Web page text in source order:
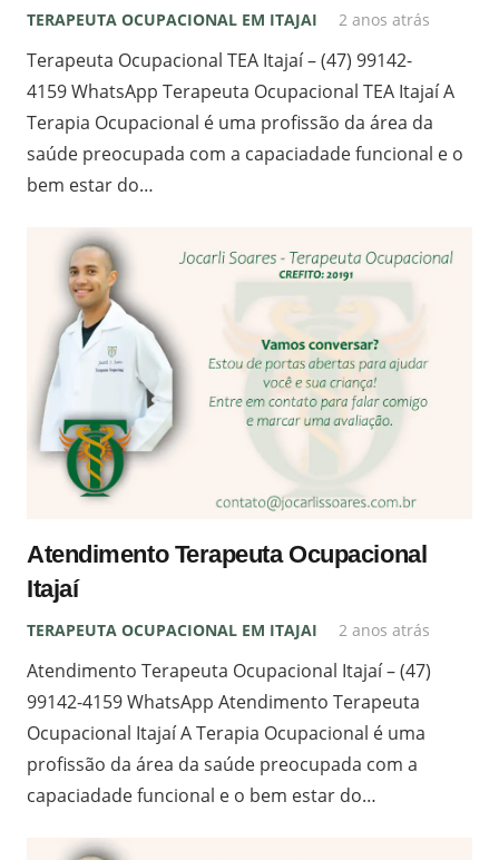
TERAPEUTA OCUPACIONAL EM ITAJAI 2 anos atrás
Terapeuta Ocupacional TEA Itajaí – (47) 99142-
4159 WhatsApp Terapeuta Ocupacional TEA Itajaí A
Terapia Ocupacional é uma profissão da área da
saúde preocupada com a capaciadade funcional e o
bem estar do…
Atendimento Terapeuta Ocupacional
Itajaí
TERAPEUTA OCUPACIONAL EM ITAJAI 2 anos atrás
Atendimento Terapeuta Ocupacional Itajaí – (47)
99142-4159 WhatsApp Atendimento Terapeuta
Ocupacional Itajaí A Terapia Ocupacional é uma
profissão da área da saúde preocupada com a
capaciadade funcional e o bem estar do…